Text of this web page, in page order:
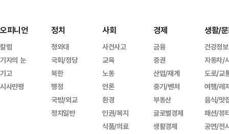
오피니언
칼럼
기자의 눈
기고
시사만평
정치
청와대
국회/정당
북한
행정
국방/외교
정치일반
사회
사건사고
교육
노동
언론
환경
인권/복지
식품/의료
경제
금융
증권
산업/재계
중기/벤처
부동산
글로벌경제
생활경제
생활/
건강정보
자동차/
도로/교
여행/레
음식/맛
패션/뷰
공연/전